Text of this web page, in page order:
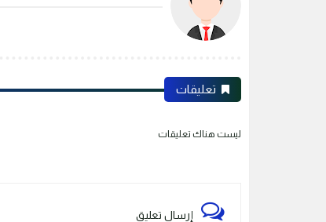
تعليقات
ليست هناك تعليقات
إرسال تعليق